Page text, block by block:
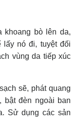
khoang bò lên da,
lấy nó đi, tuyệt đối
vùng da tiếp xúc
sẽ, phát quang
bật đèn ngoài ban
Sử dụng các sản